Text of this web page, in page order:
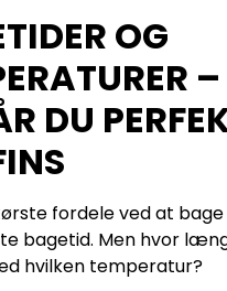
OG
DU
fordele ved at
bagetid. Men hvor
hvilken temperatur?